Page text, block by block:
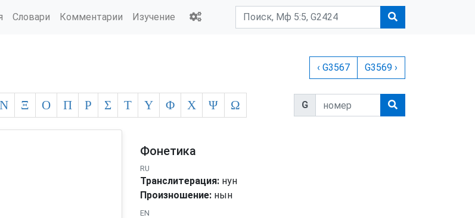
Словари Комментарии Изучение
‹ G3567 G3569 ›
Ν Ξ Ο Π Ρ Σ Τ Υ Φ Χ Ψ Ω G
Фонетика
RU
Транслитерация: нун
Произношение: нын
EN